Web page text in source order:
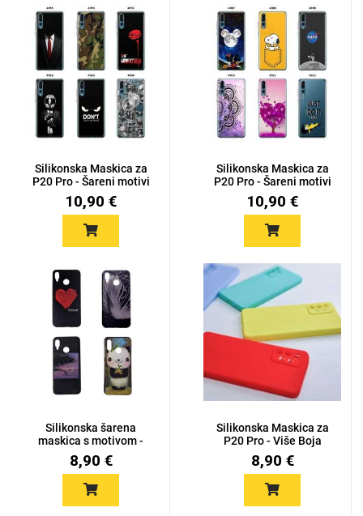
Silikonska Maskica za
P20 Pro - Šareni motivi
10,90 €
Silikonska Maskica za
P20 Pro - Šareni motivi
10,90 €
Silikonska šarena
maskica s motivom -
P20 Pro
8,90 €
Silikonska Maskica za
P20 Pro - Više Boja
8,90 €